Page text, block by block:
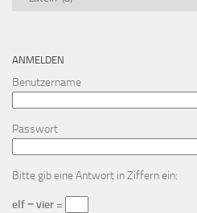
ANMELDEN
Benutzername
Passwort
Bitte gib eine Antwort in Ziffern ein:
elf − vier =